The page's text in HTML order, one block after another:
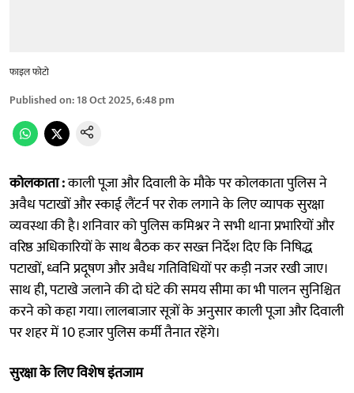
फाइल फोटो
Published on:18 Oct 2025, 6:48 pm
कोलकाता :काली पूजा और दिवाली के मौके पर कोलकाता पुलिस ने
अवैध पटाखों और स्काई लैंटर्न पर रोक लगाने के लिए व्यापक सुरक्षा
व्यवस्था की है। शनिवार को पुलिस कमिश्नर ने सभी थाना प्रभारियों और
वरिष्ठ अधिकारियों के साथ बैठक कर सख्त निर्देश दिए कि निषिद्ध
पटाखों, ध्वनि प्रदूषण और अवैध गतिविधियों पर कड़ी नजर रखी जाए।
साथ ही, पटाखे जलाने की दो घंटे की समय सीमा का भी पालन सुनिश्चित
करने को कहा गया। लालबाजार सूत्रों के अनुसार काली पूजा और दिवाली
पर शहर में 10 हजार पुलिस कर्मी तैनात रहेंगे।
सुरक्षा के लिए विशेष इंतजाम